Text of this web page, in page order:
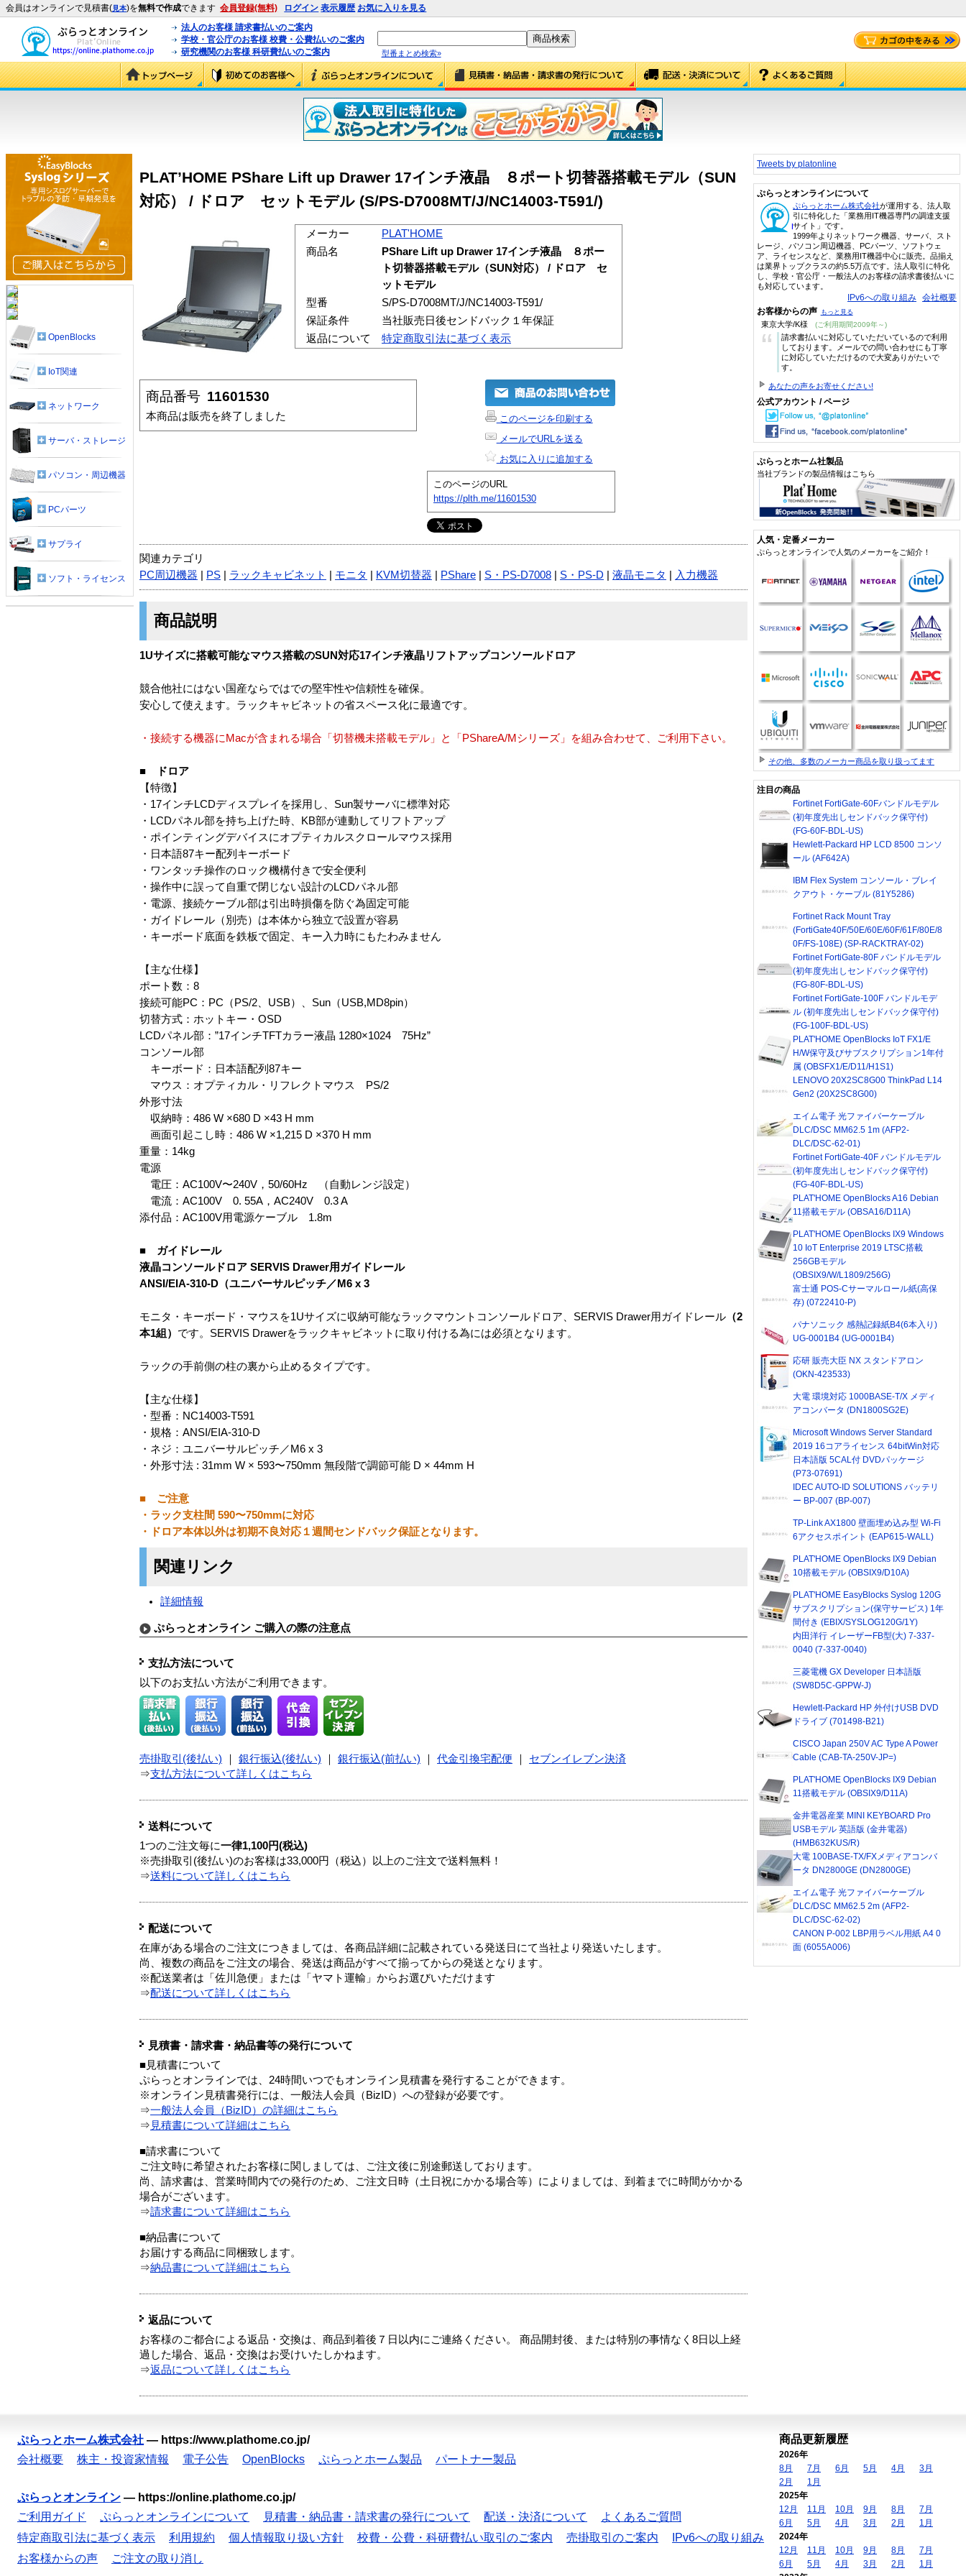
会員はオンラインで見積書(見本)を無料で作成できます 会員登録(無料) ログイン 表示履歴 お気に入りを見る
法人のお客様 請求書払いのご案内
学校・官公庁のお客様 校費・公費払いのご案内
研究機関のお客様 科研費払いのご案内
型番まとめ検索»
PLAT’HOME PShare Lift up Drawer 17インチ液晶 ８ポート切替器搭載モデル（SUN
対応） / ドロア セットモデル (S/PS-D7008MT/J/NC14003-T591/)
メーカー
PLAT'HOME
商品名
PShare Lift up Drawer 17インチ液晶 ８ポー
ト切替器搭載モデル（SUN対応） / ドロア セ
ットモデル
型番
S/PS-D7008MT/J/NC14003-T591/
保証条件
当社販売日後センドバック１年保証
返品について
特定商取引法に基づく表示
商品番号 11601530
本商品は販売を終了しました
このページを印刷する
メールでURLを送る
お気に入りに追加する
このページのURL
https://plth.me/11601530
関連カテゴリ
PC周辺機器
PS ラックキャビネット モニタ KVM切替器 PShare S・PS-D7008 S・PS-D 液晶モニタ 入力機器
商品説明
1Uサイズに搭載可能なマウス搭載のSUN対応17インチ液晶リフトアップコンソールドロア
競合他社にはない国産ならではでの堅牢性や信頼性を確保。
安心して使えます。ラックキャビネットの省スペース化に最適です。
・接続する機器にMacが含まれる場合「切替機未搭載モデル」と「PShareA/Mシリーズ」を組み合わせて、ご利用下さい。
■ ドロア
【特徴】
・17インチLCDディスプレイを採用し、Sun製サーバに標準対応
・LCDパネル部を持ち上げた時、KB部が連動してリフトアップ
・ポインティングデバイスにオプティカルスクロールマウス採用
・日本語87キー配列キーボード
・ワンタッチ操作のロック機構付きで安全便利
・操作中に誤って自重で閉じない設計のLCDパネル部
・電源、接続ケーブル部は引出時損傷を防ぐ為固定可能
・ガイドレール（別売）は本体から独立で設置が容易
・キーボード底面を鉄板で固定、キー入力時にもたわみません
【主な仕様】
ポート数：8
接続可能PC：PC（PS/2、USB）、Sun（USB,MD8pin）
切替方式：ホットキー・OSD
LCDパネル部：”17インチTFTカラー液晶 1280×1024 75Hz”
コンソール部
キーボード：日本語配列87キー
マウス：オプティカル・リフレクトマウス PS/2
外形寸法
収納時：486 W ×680 D ×43 H mm
画面引起こし時：486 W ×1,215 D ×370 H mm
重量：14kg
電源
電圧：AC100V〜240V，50/60Hz （自動レンジ設定）
電流：AC100V 0. 55A，AC240V 0.3 A
添付品：AC100V用電源ケーブル 1.8m
■ ガイドレール
液晶コンソールドロア SERVIS Drawer用ガイドレール
ANSI/EIA-310-D（ユニバーサルピッチ／M6 x 3
モニタ・キーボード・マウスを1Uサイズに収納可能なラックマウントコンソールドロア、SERVIS Drawer用ガイドレール （2
本1組） です。SERVIS Drawerをラックキャビネットに取り付ける為には必須となります。
ラックの手前側の柱の裏から止めるタイプです。
【主な仕様】
・型番：NC14003-T591
・規格：ANSI/EIA-310-D
・ネジ：ユニバーサルピッチ／M6 x 3
・外形寸法 : 31mm W × 593〜750mm 無段階で調節可能 D × 44mm H
■ ご注意
・ラック支柱間 590〜750mmに対応
・ドロア本体以外は初期不良対応１週間センドバック保証となります。
関連リンク
詳細情報
ぷらっとオンライン ご購入の際の注意点
支払方法について
以下のお支払い方法がご利用できます。
売掛取引(後払い) 銀行振込(後払い) 銀行振込(前払い) 代金引換宅配便
セブンイレブン決済
⇒支払方法について詳しくはこちら
送料について
1つのご注文毎に一律1,100円(税込)
※売掛取引(後払い)のお客様は33,000円（税込）以上のご注文で送料無料！
⇒送料について詳しくはこちら
配送について
在庫がある場合のご注文につきましては、各商品詳細に記載されている発送日にて当社より発送いたします。
尚、複数の商品をご注文の場合、発送は商品がすべて揃ってからの発送となります。
※配送業者は「佐川急便」または「ヤマト運輸」からお選びいただけます
⇒配送について詳しくはこちら
見積書・請求書・納品書等の発行について
■見積書について
ぷらっとオンラインでは、24時間いつでもオンライン見積書を発行することができます。
※オンライン見積書発行には、一般法人会員（BizID）への登録が必要です。
⇒一般法人会員（BizID）の詳細はこちら
⇒ 見積書について詳細はこちら
■請求書について
ご注文時に希望されたお客様に関しましては、ご注文後に別途郵送しております。
尚、請求書は、営業時間内での発行のため、ご注文日時（土日祝にかかる場合等）によりましては、到着までに時間がかかる
場合がございます。
⇒請求書について詳細はこちら
■納品書について
お届けする商品に同梱致します。
⇒納品書について詳細はこちら
返品について
お客様のご都合による返品・交換は、商品到着後７日以内にご連絡ください。 商品開封後、または特別の事情なく8日以上経
過した場合、返品・交換はお受けいたしかねます。
⇒返品について詳しくはこちら
OpenBlocks
IoT関連
ネットワーク
サーバ・ストレージ
パソコン・周辺機器
PCパーツ
サプライ
ソフト・ライセンス
Tweets by platonline
ぷらっとオンラインについて
ぷらっとホーム株式会社が運用する、法人取
引に特化した「業務用IT機器専門の調達支援
サイト」です。
1999年よりネットワーク機器、サーバ、スト
レージ、パソコン周辺機器、PCパーツ、ソフトウェ
ア、ライセンスなど、業務用IT機器中心に販売。品揃え
は業界トップクラスの約5.5万点です。法人取引に特化
し、学校・官公庁・一般法人のお客様の請求書後払いに
も対応しています。
IPv6への取り組み 会社概要
お客様からの声 もっと見る
東京大学/K様 (ご利用期間2009年～)
“
請求書払いに対応していただいているので利用
しております。メールでの問い合わせにも丁寧
に対応していただけるので大変ありがたいで
す。
あなたの声をお寄せください!
公式アカウント / ページ
ぷらっとホーム社製品
当社ブランドの製品情報はこちら
人気・定番メーカー
ぷらっとオンラインで人気のメーカーをご紹介！
その他、多数のメーカー商品を取り扱ってます
注目の商品
Fortinet FortiGate-60Fバンドルモデル
(初年度先出しセンドバック保守付)
(FG-60F-BDL-US)
Hewlett-Packard HP LCD 8500 コンソ
ール (AF642A)
IBM Flex System コンソール・ブレイ
クアウト・ケーブル (81Y5286)
Fortinet Rack Mount Tray
(FortiGate40F/50E/60E/60F/61F/80E/8
0F/FS-108E) (SP-RACKTRAY-02)
Fortinet FortiGate-80F バンドルモデル
(初年度先出しセンドバック保守付)
(FG-80F-BDL-US)
Fortinet FortiGate-100F バンドルモデ
ル (初年度先出しセンドバック保守付)
(FG-100F-BDL-US)
PLAT'HOME OpenBlocks IoT FX1/E
H/W保守及びサブスクリプション1年付
属 (OBSFX1/E/D11/H1S1)
LENOVO 20X2SC8G00 ThinkPad L14
Gen2 (20X2SC8G00)
エイム電子 光ファイバーケーブル
DLC/DSC MM62.5 1m (AFP2-
DLC/DSC-62-01)
Fortinet FortiGate-40F バンドルモデル
(初年度先出しセンドバック保守付)
(FG-40F-BDL-US)
PLAT'HOME OpenBlocks A16 Debian
11搭載モデル (OBSA16/D11A)
PLAT'HOME OpenBlocks IX9 Windows
10 IoT Enterprise 2019 LTSC搭載
256GBモデル
(OBSIX9/W/L1809/256G)
富士通 POS-Cサーマルロール紙(高保
存) (0722410-P)
パナソニック 感熱記録紙B4(6本入り)
UG-0001B4 (UG-0001B4)
応研 販売大臣 NX スタンドアロン
(OKN-423533)
大電 環境対応 1000BASE-T/X メディ
アコンバータ (DN1800SG2E)
Microsoft Windows Server Standard
2019 16コアライセンス 64bitWin対応
日本語版 5CAL付 DVDパッケージ
(P73-07691)
IDEC AUTO-ID SOLUTIONS バッテリ
ー BP-007 (BP-007)
TP-Link AX1800 壁面埋め込み型 Wi-Fi
6アクセスポイント (EAP615-WALL)
PLAT'HOME OpenBlocks IX9 Debian
10搭載モデル (OBSIX9/D10A)
PLAT'HOME EasyBlocks Syslog 120G
サブスクリプション(保守サービス) 1年
間付き (EBIX/SYSLOG120G/1Y)
内田洋行 イレーザーFB型(大) 7-337-
0040 (7-337-0040)
三菱電機 GX Developer 日本語版
(SW8D5C-GPPW-J)
Hewlett-Packard HP 外付けUSB DVD
ドライブ (701498-B21)
CISCO Japan 250V AC Type A Power
Cable (CAB-TA-250V-JP=)
PLAT'HOME OpenBlocks IX9 Debian
11搭載モデル (OBSIX9/D11A)
金井電器産業 MINI KEYBOARD Pro
USBモデル 英語版 (金井電器)
(HMB632KUS/R)
大電 100BASE-TX/FXメディアコンバ
ータ DN2800GE (DN2800GE)
エイム電子 光ファイバーケーブル
DLC/DSC MM62.5 2m (AFP2-
DLC/DSC-62-02)
CANON P-002 LBP用ラベル用紙 A4 0
面 (6055A006)
ぷらっとホーム株式会社 — https://www.plathome.co.jp/
会社概要
株主・投資家情報 電子公告 OpenBlocks ぷらっとホーム製品 パートナー製品
ぷらっとオンライン — https://online.plathome.co.jp/
ご利用ガイド
ぷらっとオンラインについて 見積書・納品書・請求書の発行について 配送・決済について
よくあるご質問
特定商取引法に基づく表示
利用規約 個人情報取り扱い方針 校費・公費・科研費払い取引のご案内 売掛取引のご案内
IPv6への取り組み
お客様からの声
ご注文の取り消し
商品更新履歴
2026年
8月
7月 6月 5月 4月
3月
2月
1月
2025年
12月
11月 10月 9月 8月
7月
6月
5月 4月 3月 2月
1月
2024年
12月
11月 10月 9月 8月
7月
6月
5月 4月 3月 2月
1月